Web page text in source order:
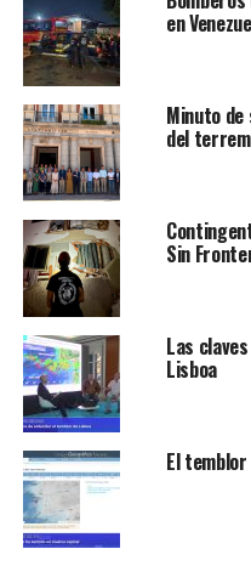
en
Minuto
del
Sin
Las
Lisboa
El